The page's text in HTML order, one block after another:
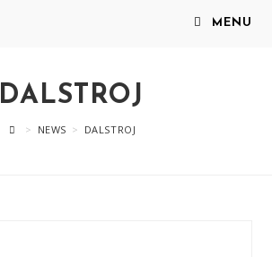
MENU
DALSTROJ
> NEWS > DALSTROJ